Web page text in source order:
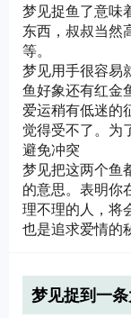
梦见捉鱼了意味
东西，叔叔当然
等。
梦见用手很容易
鱼好象还有红
爱运稍有低迷的
觉得受不了。为
避免冲突
梦见把这两个
的意思。表明你
理不理的人，将
也是追求爱情的
梦见捉到一